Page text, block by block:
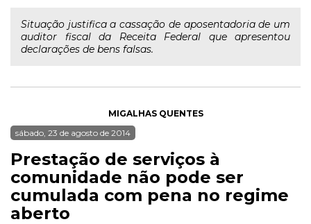
Situação justifica a cassação de aposentadoria de um
auditor fiscal da Receita Federal que apresentou
declarações de bens falsas.
MIGALHAS QUENTES
sábado, 23 de agosto de 2014
Prestação de serviços à
comunidade não pode ser
cumulada com pena no regime
aberto